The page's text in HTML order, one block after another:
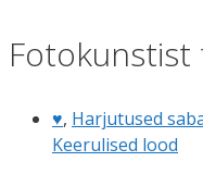
♥, Harjutused
Keerulised lood